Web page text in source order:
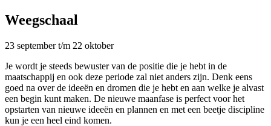
Weegschaal
23 september t/m 22 oktober
Je wordt je steeds bewuster van de positie die je hebt in de
maatschappij en ook deze periode zal niet anders zijn. Denk eens
goed na over de ideeën en dromen die je hebt en aan welke je alvast
een begin kunt maken. De nieuwe maanfase is perfect voor het
opstarten van nieuwe ideeën en plannen en met een beetje discipline
kun je een heel eind komen.